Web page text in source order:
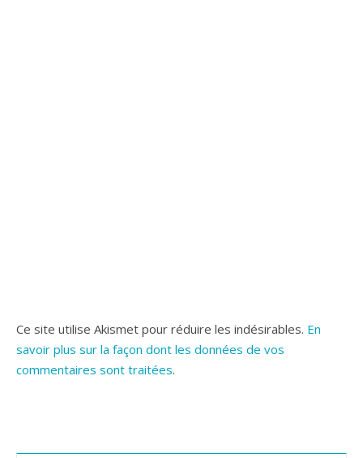
Ce site utilise Akismet pour réduire les indésirables. En
savoir plus sur la façon dont les données de vos
commentaires sont traitées.